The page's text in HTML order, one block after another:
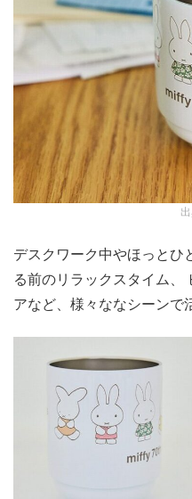
デスクワーク中やほっとひ
る前のリラックスタイム、
アなど、様々ななシーンで